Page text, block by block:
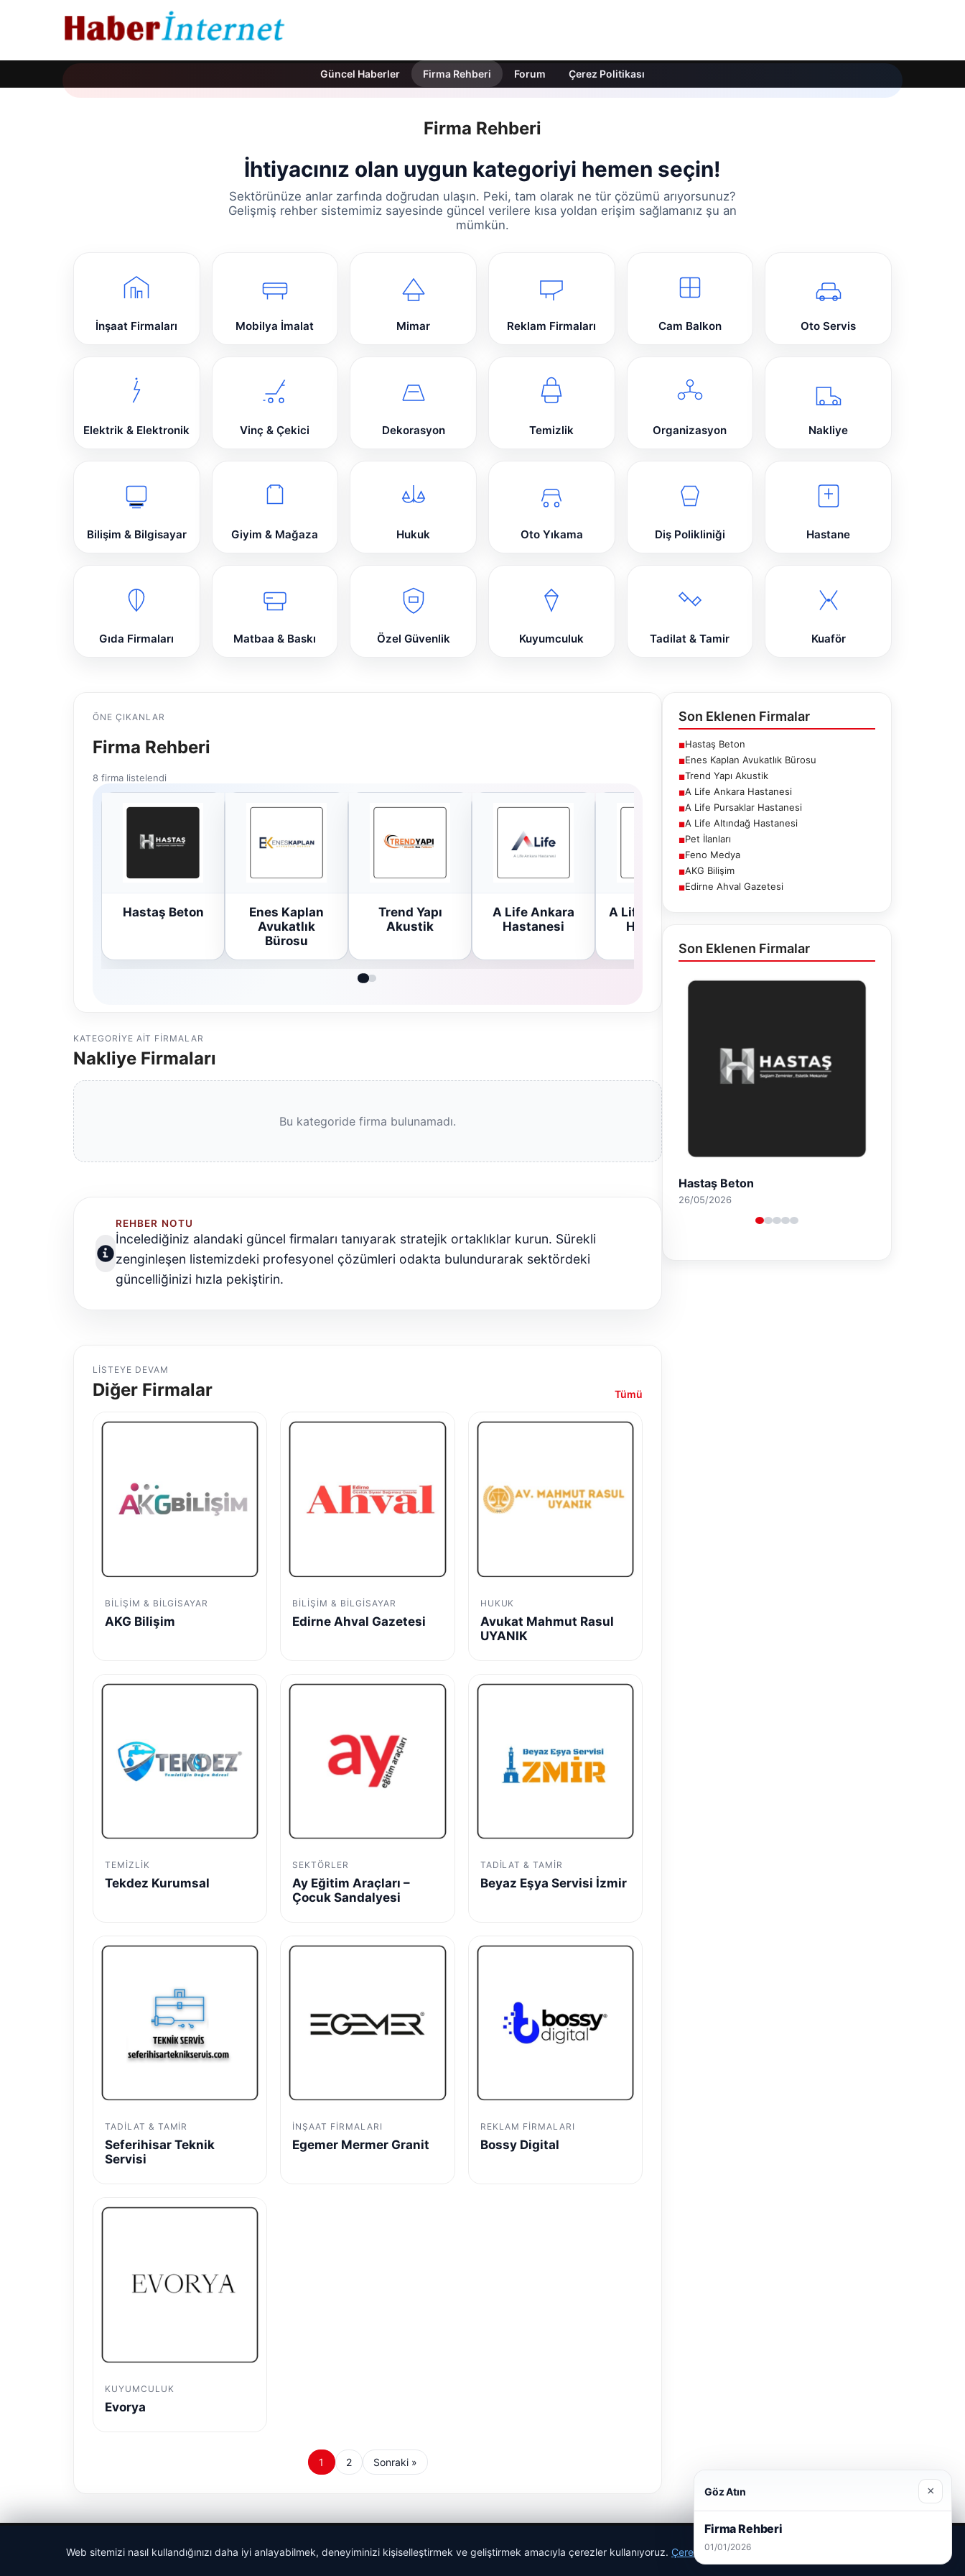
Güncel Haberler Firma Rehberi Forum Çerez Politikası
Firma Rehberi
İhtiyacınız olan uygun kategoriyi hemen seçin!
Sektörünüze anlar zarfında doğrudan ulaşın. Peki, tam olarak ne tür çözümü arıyorsunuz?
Gelişmiş rehber sistemimiz sayesinde güncel verilere kısa yoldan erişim sağlamanız şu an
mümkün.
İnşaat Firmaları Mobilya İmalat Mimar Reklam Firmaları Cam Balkon Oto Servis
Elektrik & Elektronik Vinç & Çekici Dekorasyon Temizlik Organizasyon Nakliye
Bilişim & Bilgisayar Giyim & Mağaza Hukuk Oto Yıkama Diş Polikliniği Hastane
Gıda Firmaları Matbaa & Baskı Özel Güvenlik Kuyumculuk Tadilat & Tamir Kuaför
ÖNE ÇIKANLAR
Firma Rehberi
8 firma listelendi
Hastaş Beton
Enes Kaplan
Avukatlık
Bürosu
Trend Yapı
Akustik
A Life Ankara
Hastanesi
A Life Pursaklar
Hastanesi
KATEGORIYE AIT FIRMALAR
Nakliye Firmaları
Bu kategoride firma bulunamadı.
REHBER NOTU
İncelediğiniz alandaki güncel firmaları tanıyarak stratejik ortaklıklar kurun. Sürekli
zenginleşen listemizdeki profesyonel çözümleri odakta bulundurarak sektördeki
güncelliğinizi hızla pekiştirin.
LISTEYE DEVAM
Diğer Firmalar Tümü
BILIŞIM & BILGISAYAR
AKG Bilişim
BILIŞIM & BILGISAYAR
Edirne Ahval Gazetesi
HUKUK
Avukat Mahmut Rasul
UYANIK
TEMIZLIK
Tekdez Kurumsal
SEKTÖRLER
Ay Eğitim Araçları –
Çocuk Sandalyesi
TADILAT & TAMIR
Beyaz Eşya Servisi İzmir
TADILAT & TAMIR
Seferihisar Teknik
Servisi
İNŞAAT FIRMALARI
Egemer Mermer Granit
REKLAM FIRMALARI
Bossy Digital
KUYUMCULUK
Evorya
1 2 Sonraki »
Son Eklenen Firmalar
■Hastaş Beton
■Enes Kaplan Avukatlık Bürosu
■Trend Yapı Akustik
■A Life Ankara Hastanesi
■A Life Pursaklar Hastanesi
■A Life Altındağ Hastanesi
■Pet İlanları
■Feno Medya
■AKG Bilişim
■Edirne Ahval Gazetesi
Son Eklenen Firmalar
Enes Kaplan Avukatlık Bürosu
28/04/2026
Web sitemizi nasıl kullandığınızı daha iyi anlayabilmek, deneyiminizi kişiselleştirmek ve geliştirmek amacıyla çerezler kullanıyoruz. Çerez Politikamız
Göz Atın ×
Firma Rehberi
01/01/2026